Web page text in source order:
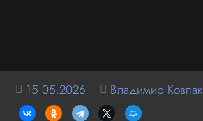
15.05.2026 Владимир Ковпак